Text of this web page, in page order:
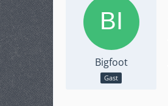
Bigfoot
Gast